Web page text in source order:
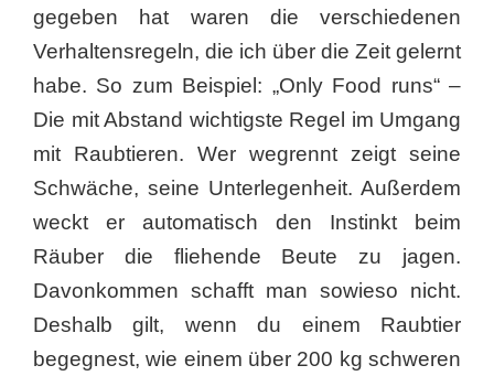
gegeben hat waren die verschiedenen
Verhaltensregeln, die ich über die Zeit gelernt
habe. So zum Beispiel: „Only Food runs“ –
Die mit Abstand wichtigste Regel im Umgang
mit Raubtieren. Wer wegrennt zeigt seine
Schwäche, seine Unterlegenheit. Außerdem
weckt er automatisch den Instinkt beim
Räuber die fliehende Beute zu jagen.
Davonkommen schafft man sowieso nicht.
Deshalb gilt, wenn du einem Raubtier
begegnest, wie einem über 200 kg schweren